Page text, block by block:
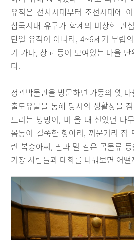
유적은 선사시대부터 조선시대에
삼국시대 유구가 학계의 비상한 관
단일 유적이 아니라, 4~6세기 무렵
기 가마, 창고 등이 모여있는 마을
다.
정관박물관을 방문하면 가동의 옛
출토유물을 통해 당시의 생활상을
드리는 방망이, 비 올 때 신었던 나
몸통이 길쭉한 항아리, 껴묻거리 집
린 복숭아씨, 팥과 밀 같은 곡물류
기장 사람들과 대화를 나눠보면 어떨